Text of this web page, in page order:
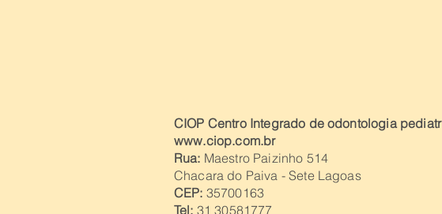
CIOP Centro Integrado de odontologia
www.ciop.com.br
Rua: Maestro Paizinho 514
Chacara do Paiva - Sete Lagoas
CEP: 35700163
Tel: 31 30581777